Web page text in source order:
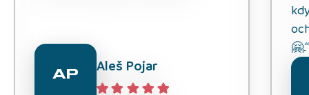
AP Aleš Pojar